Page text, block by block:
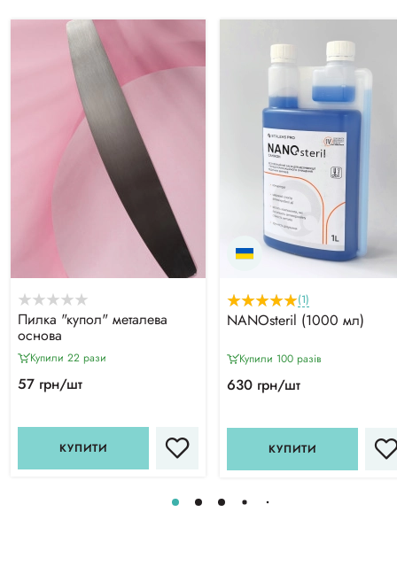
Пилка "купол" металева
основа
Купили 22 рази
57 грн/шт
КУПИТИ
(1)
NANOsteril (1000 мл)
Купили 100 разiв
630 грн/шт
КУПИТИ